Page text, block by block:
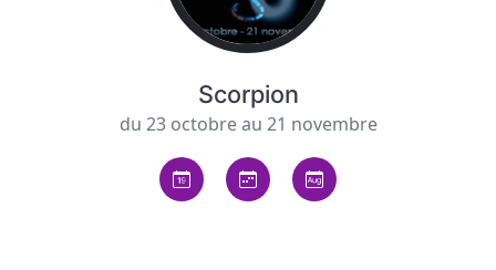
Scorpion
du 23 octobre au 21 novembre